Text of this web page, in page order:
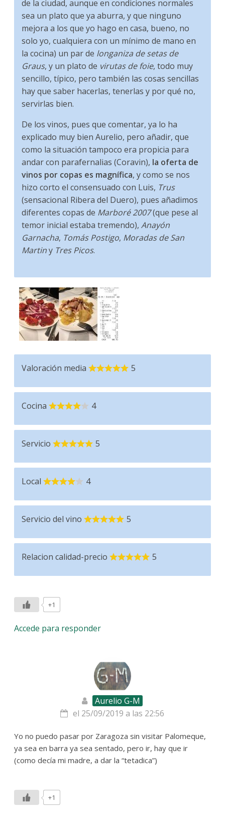
de la ciudad, aunque en condiciones normales
sea un plato que ya aburra, y que ninguno
mejora a los que yo hago en casa, bueno, no
solo yo, cualquiera con un mínimo de mano en
la cocina) un par de longaniza de setas de
Graus, y un plato de virutas de foie, todo muy
sencillo, típico, pero también las cosas sencillas
hay que saber hacerlas, tenerlas y por qué no,
servirlas bien.
De los vinos, pues que comentar, ya lo ha
explicado muy bien Aurelio, pero añadir, que
como la situación tampoco era propicia para
andar con parafernalias (Coravin), la oferta de
vinos por copas es magnífica, y como se nos
hizo corto el consensuado con Luis, Trus
(sensacional Ribera del Duero), pues añadimos
diferentes copas de Marboré 2007(que pese al
temor inicial estaba tremendo),Anayón
Garnacha, Tomás Postigo, Moradas de San
Martiny Tres Picos.
Valoración media 5
Cocina 4
Servicio 5
Local 4
Servicio del vino 5
Relacion calidad-precio 5
+1
Accede para responder
Aurelio G-M
el 25/09/2019 a las 22:56
Yo no puedo pasar por Zaragoza sin visitar Palomeque,
ya sea en barra ya sea sentado, pero ir, hay que ir
(como decía mi madre, a dar la “tetadica”)
+1